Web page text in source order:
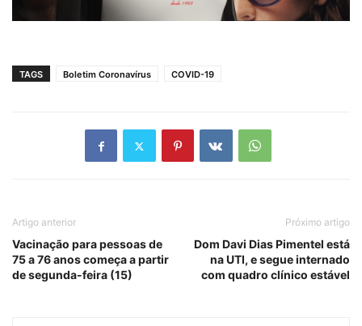
TAGS Boletim Coronavírus COVID-19
Artigo anterior
Vacinação para pessoas de
75 a 76 anos começa a partir
de segunda-feira (15)
Próximo artigo
Dom Davi Dias Pimentel está
na UTI, e segue internado
com quadro clínico estável